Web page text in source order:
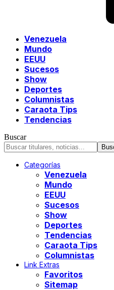
Venezuela
Mundo
EEUU
Sucesos
Show
Deportes
Columnistas
Caraota Tips
Tendencias
Buscar
Categorías
Venezuela
Mundo
EEUU
Sucesos
Show
Deportes
Tendencias
Caraota Tips
Columnistas
Link Extras
Favoritos
Sitemap